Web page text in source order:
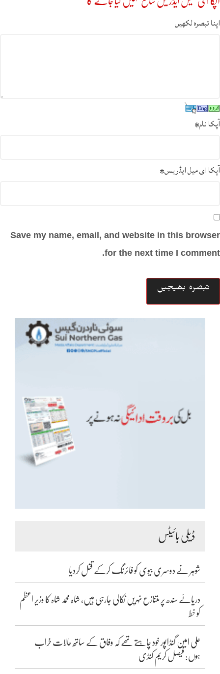
اپنا تبصرہ لکھیں
آپکا نام*
آپکا ای میل ایڈریس*
Save my name, email, and website in this browser
for the next time I comment.
ڈیلی بائیٹس
شوہر نے دوسری بیوی کو فائرنگ کرکے قتل کردیا
دریائے سندھ پر متنازع نہریں نکالی جارہی ہیں، شاہ محمد شاہ کا وزیر اعظم
کو خط
علی امین گنڈاپور خود چاہتے تھے کہ وفاق کے ساتھ حالات خراب
ہوں: فیصل کریم کنڈی